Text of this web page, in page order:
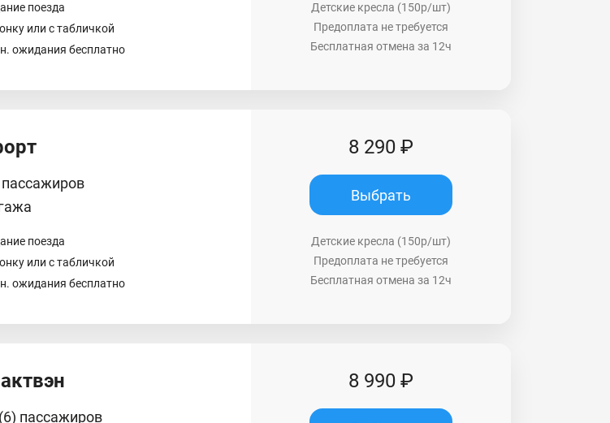
поезда
или с табличкой
ожидания бесплатно
Детские кресла (150р/шт)
Предоплата не требуется
Бесплатная отмена за 12ч
поезда
или с табличкой
ожидания бесплатно
8 290 ₽
Выбрать
Детские кресла (150р/шт)
Предоплата не требуется
Бесплатная отмена за 12ч
пассажиров
8 990 ₽